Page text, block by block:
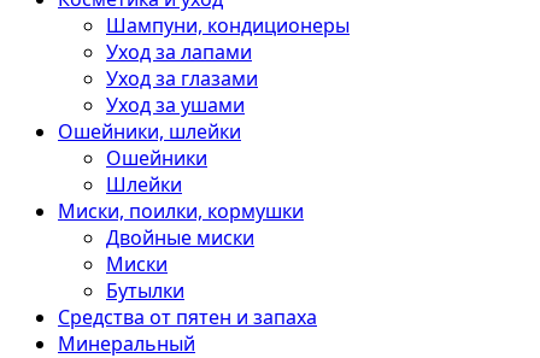
Шампуни, кондиционеры
Уход за лапами
Уход за глазами
Уход за ушами
Ошейники, шлейки
Ошейники
Шлейки
Миски, поилки, кормушки
Двойные миски
Миски
Бутылки
Средства от пятен и запаха
Минеральный